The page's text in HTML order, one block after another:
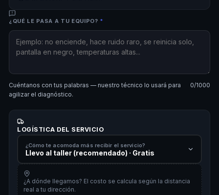
¿QUÉ LE PASA A TU EQUIPO? *
Cuéntanos con tus palabras — nuestro técnico lo usará para
agilizar el diagnóstico.
0/1000
LOGÍSTICA DEL SERVICIO
¿Cómo te acomoda más recibir el servicio?
Llevo al taller (recomendado) · Gratis
¿A dónde llegamos? El costo se calcula según la distancia
real a tu dirección.